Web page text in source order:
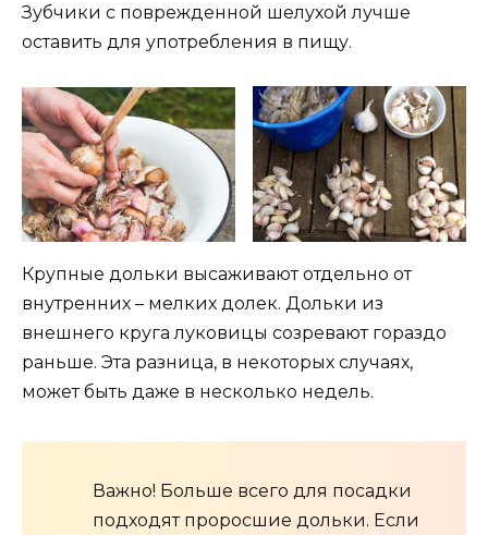
Зубчики с поврежденной шелухой лучше
оставить для употребления в пищу.
Крупные дольки высаживают отдельно от
внутренних – мелких долек. Дольки из
внешнего круга луковицы созревают гораздо
раньше. Эта разница, в некоторых случаях,
может быть даже в несколько недель.
Важно! Больше всего для посадки
подходят проросшие дольки. Если